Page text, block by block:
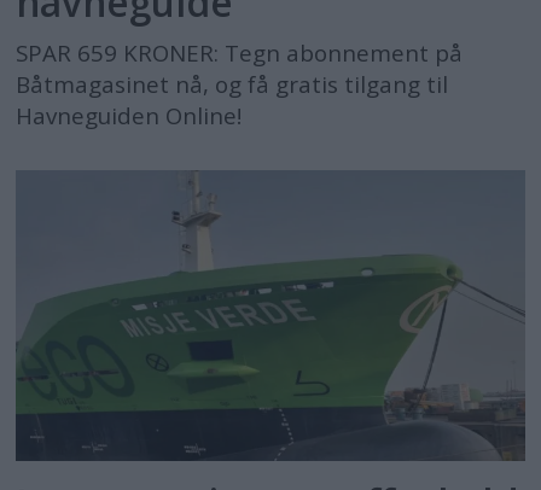
SPAR 659 KRONER: Tegn abonnement på
Båtmagasinet nå, og få gratis tilgang til
Havneguiden Online!